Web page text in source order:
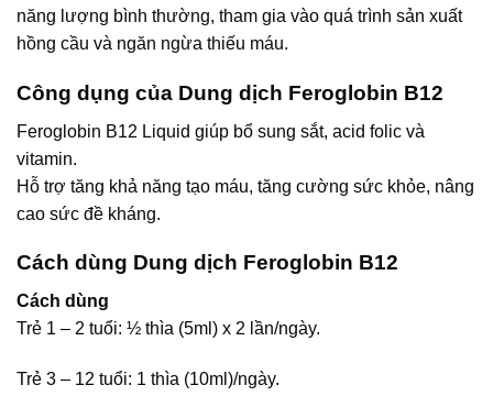
năng lượng bình thường, tham gia vào quá trình sản xuất
hồng cầu và ngăn ngừa thiếu máu.
Công dụng của Dung dịch Feroglobin B12
Feroglobin B12 Liquid giúp bổ sung sắt, acid folic và
vitamin.
Hỗ trợ tăng khả năng tạo máu, tăng cường sức khỏe, nâng
cao sức đề kháng.
Cách dùng Dung dịch Feroglobin B12
Cách dùng
Trẻ 1 – 2 tuổi: ½ thìa (5ml) x 2 lần/ngày.
Trẻ 3 – 12 tuổi: 1 thìa (10ml)/ngày.